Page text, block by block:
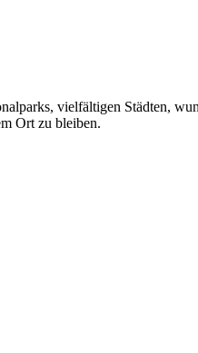
vielfältigen Städten,
Ort zu bleiben.